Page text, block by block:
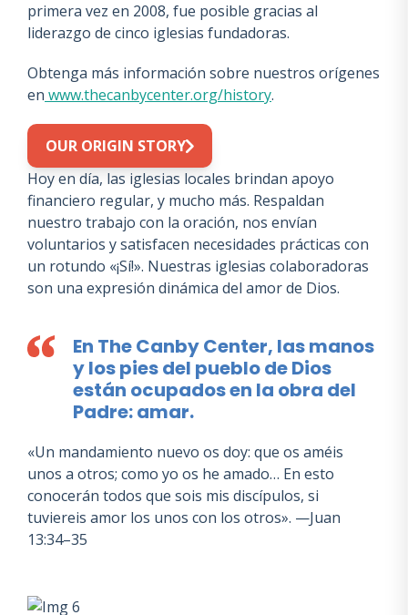
primera vez en 2008, fue posible gracias al
liderazgo de cinco iglesias fundadoras.
Obtenga más información sobre nuestros orígenes
en www.thecanbycenter.org/history.
OUR ORIGIN STORY
Hoy en día, las iglesias locales brindan apoyo
financiero regular, y mucho más. Respaldan
nuestro trabajo con la oración, nos envían
voluntarios y satisfacen necesidades prácticas con
un rotundo «¡Sí!». Nuestras iglesias colaboradoras
son una expresión dinámica del amor de Dios.
En The Canby Center, las manos
y los pies del pueblo de Dios
están ocupados en la obra del
Padre: amar.
«Un mandamiento nuevo os doy: que os améis
unos a otros; como yo os he amado… En esto
conocerán todos que sois mis discípulos, si
tuviereis amor los unos con los otros». —Juan
13:34–35